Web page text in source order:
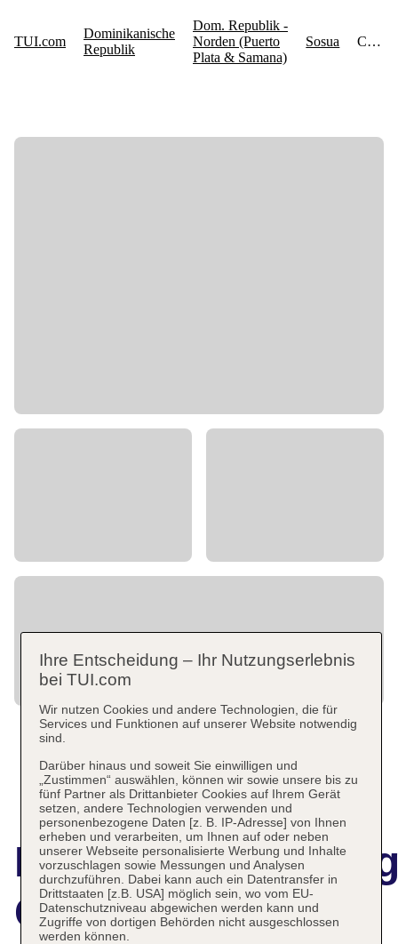
Casa Valeria
Ihre Entscheidung – Ihr Nutzungserlebnis
bei TUI.com
Wir nutzen Cookies und andere Technologien, die für
Services und Funktionen auf unserer Website notwendig
sind.
Darüber hinaus und soweit Sie einwilligen und
„Zustimmen“ auswählen, können wir sowie unsere bis zu
fünf Partner als Drittanbieter Cookies auf Ihrem Gerät
setzen, andere Technologien verwenden und
personenbezogene Daten [z. B. IP-Adresse] von Ihnen
erheben und verarbeiten, um Ihnen auf oder neben
unserer Webseite personalisierte Werbung und Inhalte
vorzuschlagen sowie Messungen und Analysen
durchzuführen. Dabei kann auch ein Datentransfer in
Drittstaaten [z.B. USA] möglich sein, wo vom EU-
Datenschutzniveau abgewichen werden kann und
Zugriffe von dortigen Behörden nicht ausgeschlossen
werden können.